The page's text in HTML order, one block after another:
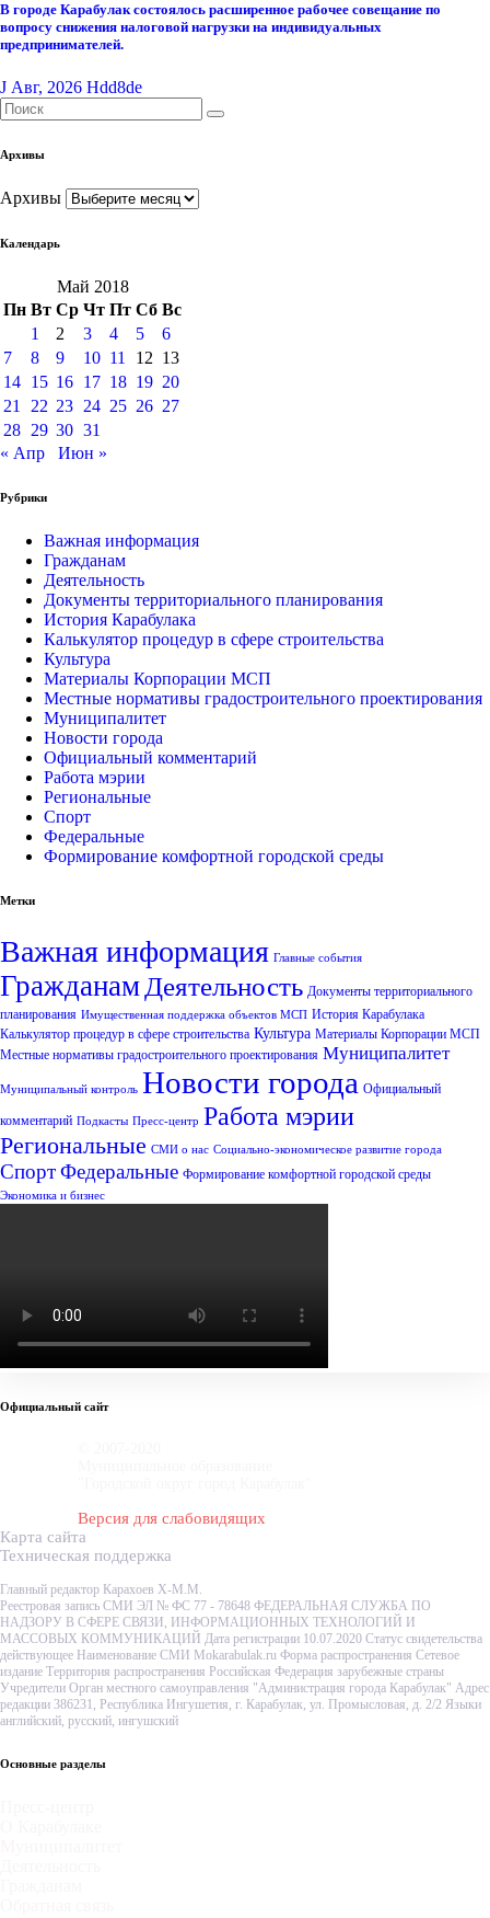
В городе Карабулак состоялось расширенное рабочее совещание по
вопросу снижения налоговой нагрузки на индивидуальных
предпринимателей.
J Авг, 2026 Hdd8de
Архивы
Архивы
Календарь
Май 2018
Пн Вт Ср Чт Пт Сб Вс
1
2 3 4 5
6
7
8 9 10 11 12 13
14 15 16 17 18 19 20
21
22 23 24 25 26 27
28 29 30 31
« Апр
Июн »
Рубрики
Важная информация
Гражданам
Деятельность
Документы территориального планирования
История Карабулака
Калькулятор процедур в сфере строительства
Культура
Материалы Корпорации МСП
Местные нормативы градостроительного проектирования
Муниципалитет
Новости города
Официальный комментарий
Работа мэрии
Региональные
Спорт
Федеральные
Формирование комфортной городской среды
Метки
Важная информация Главные события
Гражданам Деятельность Документы территориального
планирования Имущественная поддержка объектов МСП История Карабулака
Калькулятор процедур в сфере строительства Культура Материалы Корпорации МСП
Местные нормативы градостроительного проектирования Муниципалитет
Муниципальный контроль Новости города Официальный
комментарий Подкасты Пресс-центр Работа мэрии
Региональные СМИ о нас Социально-экономическое развитие города
СпортФедеральные Формирование комфортной городской среды
Экономика и бизнес
Официальный сайт
Версия для слабовидящих
Карта сайта
Техническая поддержка
Главный редактор Карахоев Х-М.М.
Реестровая запись СМИ ЭЛ № ФС 77 - 78648 ФЕДЕРАЛЬНАЯ СЛУЖБА ПО
НАДЗОРУ В СФЕРЕ СВЯЗИ, ИНФОРМАЦИОННЫХ ТЕХНОЛОГИЙ И
МАССОВЫХ КОММУНИКАЦИЙ Дата регистрации 10.07.2020 Статус свидетельства
действующее Наименование СМИ Mokarabulak.ru Форма распространения Сетевое
издание Территория распространения Российская Федерация зарубежные страны
Учредители Орган местного самоуправления "Администрация города Карабулак" Адрес
редакции 386231, Республика Ингушетия, г. Карабулак, ул. Промысловая, д. 2/2 Языки
английский, русский, ингушский
Основные разделы